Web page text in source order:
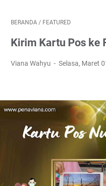
BERANDA / FEATURED
Kirim Kartu Pos ke
Viana Wahyu Selasa, Maret